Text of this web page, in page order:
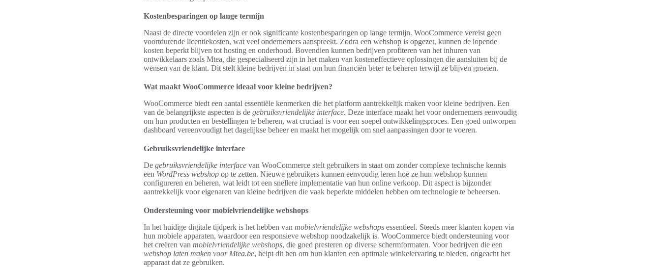
Kostenbesparingen op lange termijn
Naast de directe voordelen zijn er ook significante kostenbesparingen op lange termijn. WooCommerce vereist geen
voortdurende licentiekosten, wat veel ondernemers aanspreekt. Zodra een webshop is opgezet, kunnen de lopende
kosten beperkt blijven tot hosting en onderhoud. Bovendien kunnen bedrijven profiteren van het inhuren van
ontwikkelaars zoals Mtea, die gespecialiseerd zijn in het maken van kosteneffectieve oplossingen die aansluiten bij de
wensen van de klant. Dit stelt kleine bedrijven in staat om hun financiën beter te beheren terwijl ze blijven groeien.
Wat maakt WooCommerce ideaal voor kleine bedrijven?
WooCommerce biedt een aantal essentiële kenmerken die het platform aantrekkelijk maken voor kleine bedrijven. Een
van de belangrijkste aspecten is de gebruiksvriendelijke interface. Deze interface maakt het voor ondernemers eenvoudig
om hun producten en bestellingen te beheren, wat cruciaal is voor een soepel ontwikkelingsproces. Een goed ontworpen
dashboard vereenvoudigt het dagelijkse beheer en maakt het mogelijk om snel aanpassingen door te voeren.
Gebruiksvriendelijke interface
De gebruiksvriendelijke interface van WooCommerce stelt gebruikers in staat om zonder complexe technische kennis
een WordPress webshop op te zetten. Nieuwe gebruikers kunnen eenvoudig leren hoe ze hun webshop kunnen
configureren en beheren, wat leidt tot een snellere implementatie van hun online verkoop. Dit aspect is bijzonder
aantrekkelijk voor eigenaren van kleine bedrijven die vaak beperkte middelen hebben om technologie te beheersen.
Ondersteuning voor mobielvriendelijke webshops
In het huidige digitale tijdperk is het hebben van mobielvriendelijke webshops essentieel. Steeds meer klanten kopen via
hun mobiele apparaten, waardoor een responsieve webshop noodzakelijk is. WooCommerce biedt ondersteuning voor
het creëren van mobielvriendelijke webshops, die goed presteren op diverse schermformaten. Voor bedrijven die een
webshop laten maken voor Mtea.be, helpt dit hen om hun klanten een optimale winkelervaring te bieden, ongeacht het
apparaat dat ze gebruiken.